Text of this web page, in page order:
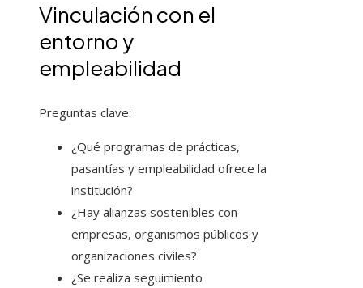
Vinculación con el
entorno y
empleabilidad
Preguntas clave:
¿Qué programas de prácticas,
pasantías y empleabilidad ofrece la
institución?
¿Hay alianzas sostenibles con
empresas, organismos públicos y
organizaciones civiles?
¿Se realiza seguimiento